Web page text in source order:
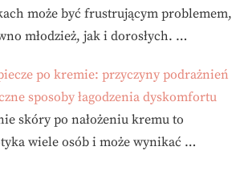
może być frustrującym problemem,
młodzież, jak i dorosłych. …
po kremie: przyczyny podrażnień
sposoby łagodzenia dyskomfortu
skóry po nałożeniu kremu to
wiele osób i może wynikać …